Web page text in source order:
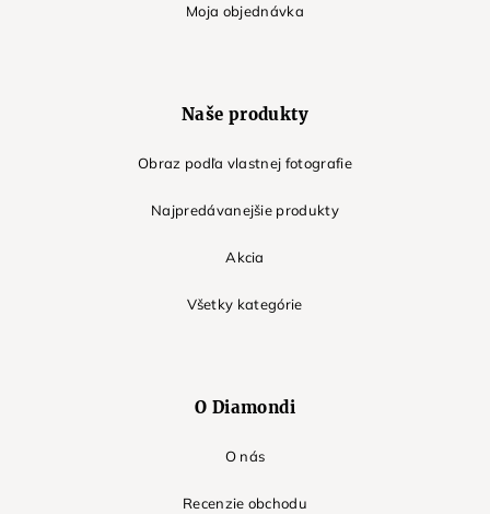
Moja objednávka
Naše produkty
Obraz podľa vlastnej fotografie
Najpredávanejšie produkty
Akcia
Všetky kategórie
O Diamondi
O nás
Recenzie obchodu